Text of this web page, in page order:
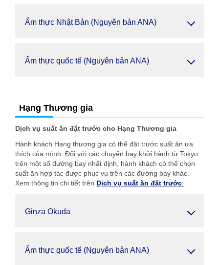
Ẩm thực Nhật Bản (Nguyên bản ANA)
Ẩm thực quốc tế (Nguyên bản ANA)
Hạng Thương gia
Dịch vụ suất ăn đặt trước cho Hạng Thương gia
Hành khách Hạng thương gia có thể đặt trước suất ăn ưa
thích của mình. Đối với các chuyến bay khởi hành từ Tokyo
trên một số đường bay nhất định, hành khách có thể chọn
suất ăn hợp tác được phục vụ trên các đường bay khác.
Xem thông tin chi tiết trên Dịch vụ suất ăn đặt trước
Ginza Okuda
Ẩm thực quốc tế (Nguyên bản ANA)